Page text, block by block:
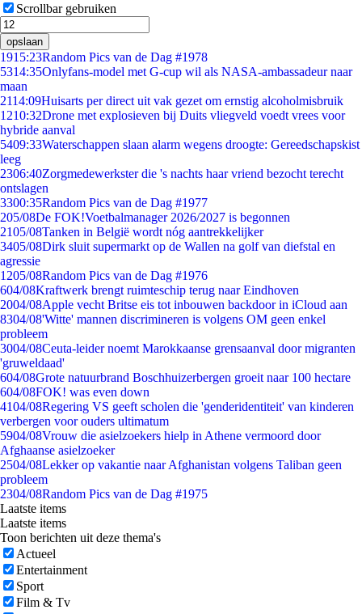
Scrollbar gebruiken
opslaan
1915:23Random Pics van de Dag #1978
5314:35Onlyfans-model met G-cup wil als NASA-ambassadeur naar
maan
2114:09Huisarts per direct uit vak gezet om ernstig alcoholmisbruik
1210:32Drone met explosieven bij Duits vliegveld voedt vrees voor
hybride aanval
5409:33Waterschappen slaan alarm wegens droogte: Gereedschapskist
leeg
2306:40Zorgmedewerkster die 's nachts haar vriend bezocht terecht
ontslagen
3300:35Random Pics van de Dag #1977
205/08De FOK!Voetbalmanager 2026/2027 is begonnen
2105/08Tanken in België wordt nóg aantrekkelijker
3405/08Dirk sluit supermarkt op de Wallen na golf van diefstal en
agressie
1205/08Random Pics van de Dag #1976
604/08Kraftwerk brengt ruimteschip terug naar Eindhoven
2004/08Apple vecht Britse eis tot inbouwen backdoor in iCloud aan
8304/08'Witte' mannen discrimineren is volgens OM geen enkel
probleem
3004/08Ceuta-leider noemt Marokkaanse grensaanval door migranten
'gruweldaad'
604/08Grote natuurbrand Boschhuizerbergen groeit naar 100 hectare
604/08FOK! was even down
4104/08Regering VS geeft scholen die 'genderidentiteit' van kinderen
verbergen voor ouders ultimatum
5904/08Vrouw die asielzoekers hielp in Athene vermoord door
Afghaanse asielzoeker
2504/08Lekker op vakantie naar Afghanistan volgens Taliban geen
probleem
2304/08Random Pics van de Dag #1975
Laatste items
Laatste items
Toon berichten uit deze thema's
Actueel
Entertainment
Sport
Film & Tv